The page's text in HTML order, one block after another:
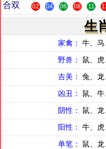
合双 02 04 06 08 11
生
家禽： 牛、
野兽： 鼠、
吉美： 兔、
凶丑： 鼠、
阴性： 鼠、
阳性： 牛、
单笔： 鼠、